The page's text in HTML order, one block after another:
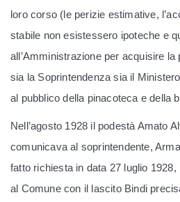
loro corso (le perizie estimative,
stabile non esistessero ipoteche e
all’Amministrazione per acquisire la
sia la Soprintendenza sia il
al pubblico della pinacoteca e della
Nell’agosto 1928 il podestà Amato
comunicava al soprintendente,
fatto richiesta in data 27 luglio 1928,
al Comune con il lascito Bindi